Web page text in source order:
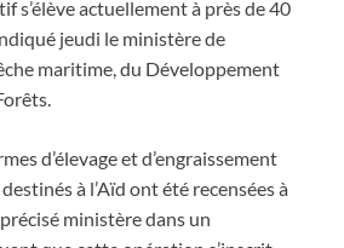
s’élève actuellement à près de 40
jeudi le ministère de
maritime, du Développement
d’élevage et d’engraissement
à l’Aïd ont été recensées à
ministère dans un